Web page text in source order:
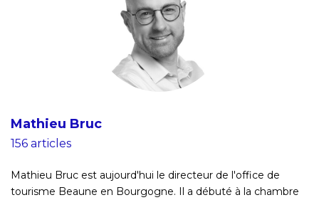
Mathieu Bruc
156 articles
Mathieu Bruc est aujourd'hui le directeur de l'office de
tourisme Beaune en Bourgogne. Il a débuté à la chambre